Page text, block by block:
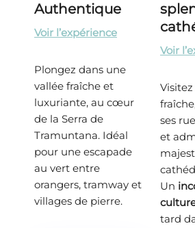
Authentique
Voir l’expérience
Plongez dans une
vallée fraîche et
luxuriante, au cœur
de la Serra de
Tramuntana. Idéal
pour une escapade
au vert entre
orangers, tramway et
villages de pierre.
Voir
ses
et
Un
tard